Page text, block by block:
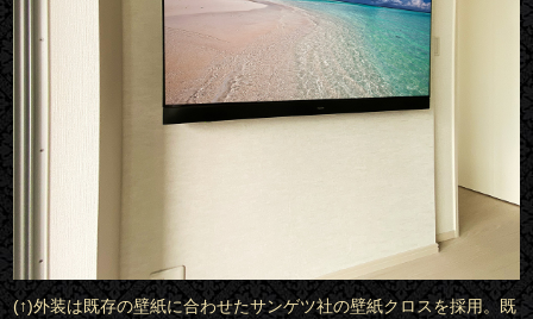
(↑)外装は既存の壁紙に合わせたサンゲツ社の壁紙クロスを採用。既